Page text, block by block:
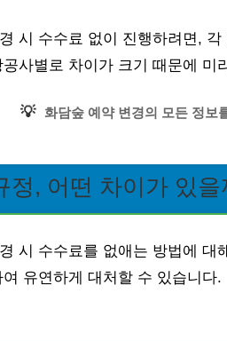
시 수수료 없이 진행하려면,
사별로 차이가 크기 때문에 미
💡 화담숲 예약 변경의 모든 정보
정, 어떤 차이가 있을
시 수수료를 없애는 방법에 대
유연하게 대처할 수 있습니다.